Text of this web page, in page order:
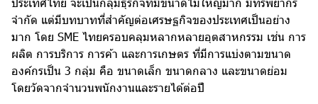
จำกัด แต่มีบทบาทที่สำคัญต่อเศรษฐกิจของประเทศเป็นอย่าง
มาก โดย SME ไทยครอบคลุมหลากหลายอุตสาหกรรม เช่น การ
ผลิต การบริการ การค้า และการเกษตร ที่มีการแบ่งตามขนาด
องค์กรเป็น 3 กลุ่ม คือ ขนาดเล็ก ขนาดกลาง และขนาดย่อม
โดยวัดจากจำนวนพนักงานและรายได้ต่อปี